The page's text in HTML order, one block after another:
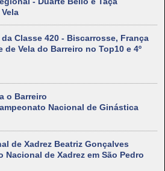
Classe 420 - Biscarrosse, França
de Vela do Barreiro no Top10 e 4º
o Barreiro
Nacional de Ginástica
de Xadrez Beatriz Gonçalves
Nacional de Xadrez em São Pedro